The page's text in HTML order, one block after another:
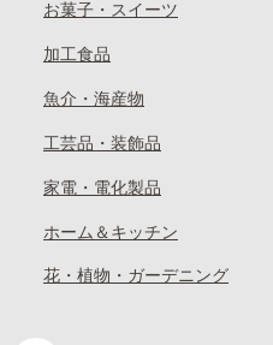
お菓子・スイーツ
加工食品
魚介・海産物
工芸品・装飾品
家電・電化製品
ホーム＆キッチン
花・植物・ガーデニング